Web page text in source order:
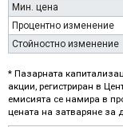
Мин. цена
Процентно изменение
Стойностно изменение
* Пазарната
акции, регистриран в
емисията се намира в
цената на затваряне за